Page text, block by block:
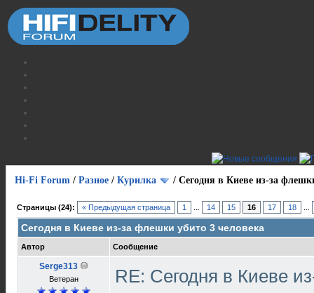
Hi-Fi Forum / Разное / Курилка / Сегодня в Киеве из-за
Страницы (24): « Предыдущая страница 1 14 15 16 17 18
Сегодня в Киеве из-за флешки убито 3 человека
Автор Сообщение
Serge313
Ветеран
RE: Сегодня в Киеве